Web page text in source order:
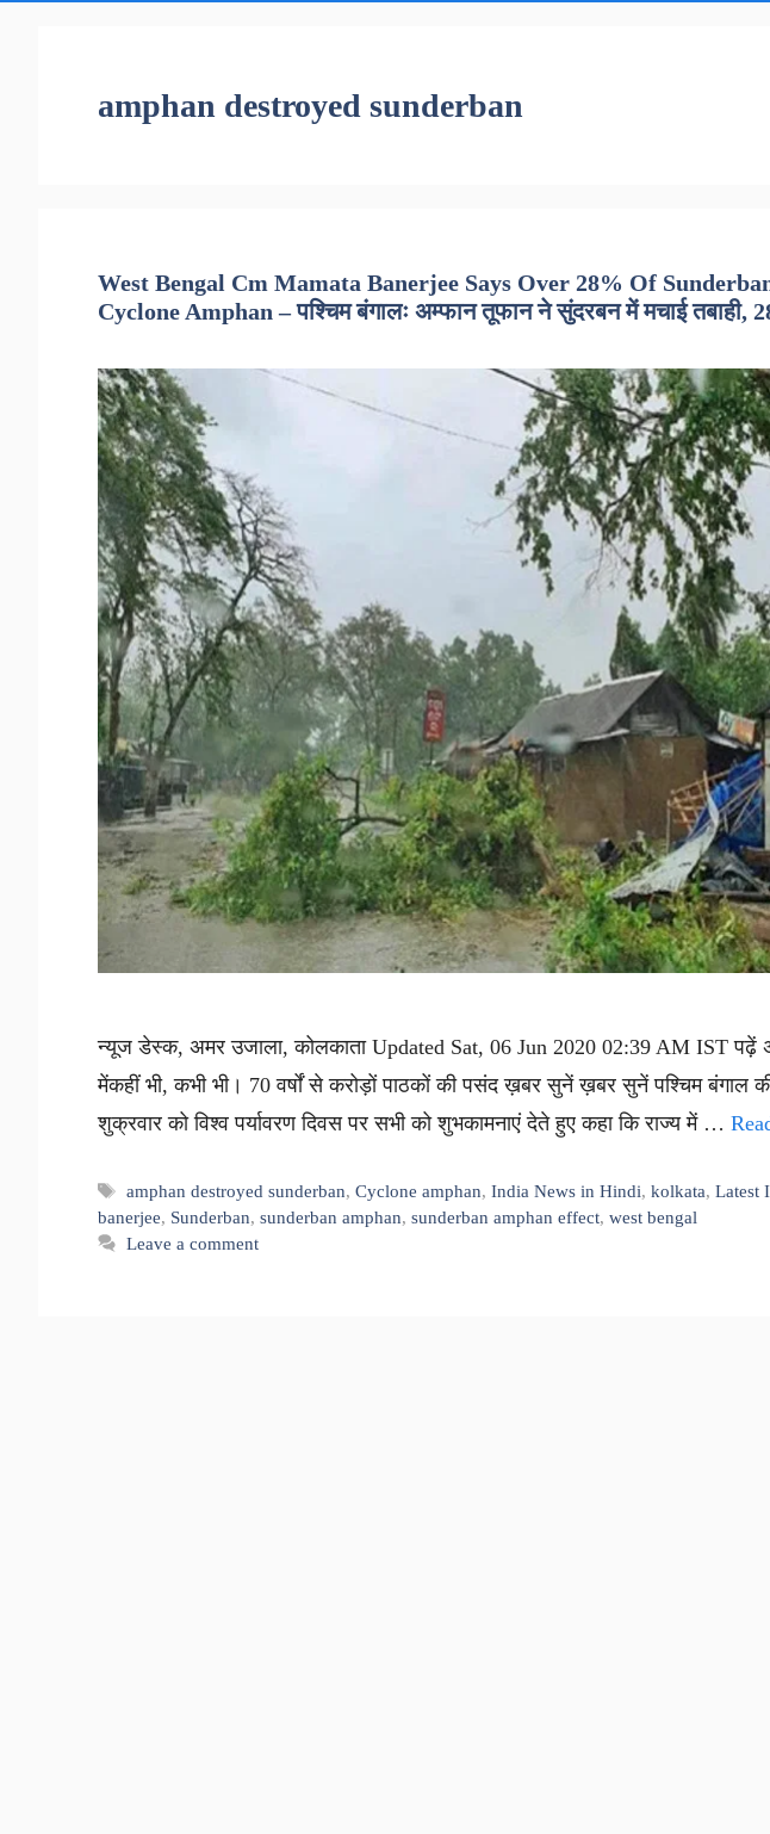
amphan destroyed sunderban
West Bengal Cm Mamata Banerjee Says Over 28% Of
Cyclone Amphan – पश्चिम बंगालः अम्फान तूफान ने सुंदरबन में मचाई तबाही, 28
न्यूज डेस्क, अमर उजाला, कोलकाता Updated Sat, 06 Jun 2020 02:39 AM IST पढ़ें
मेंकहीं भी, कभी भी। 70 वर्षों से करोड़ों पाठकों की पसंद ख़बर सुनें ख़बर सुनें पश्चिम बंगाल
शुक्रवार को विश्व पर्यावरण दिवस पर सभी को शुभकामनाएं देते हुए कहा कि राज्य में …
Tags
amphan destroyed sunderban,Cyclone amphan,India News in Hindi,kolkata,Latest
banerjee, Sunderban, sunderban amphan, sunderban amphan effect, west bengal
Leave a comment